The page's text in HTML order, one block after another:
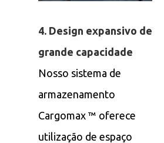
4. Design expansivo de
grande capacidade
Nosso sistema de
armazenamento
Cargomax ™ oferece
utilização de espaço